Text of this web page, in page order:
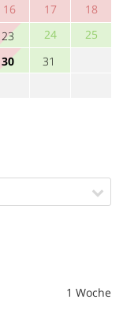
16 17 18
23 24 25
30 31
1 Woche